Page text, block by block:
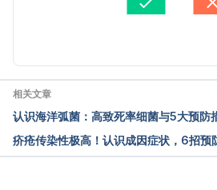
Drug-resistant “superbugs” are
a-auris-superbug-drug-resistant
相关文章
认识海洋弧菌：高致死率细菌与5大预防
疥疮传染性极高！认识成因症状，6招预